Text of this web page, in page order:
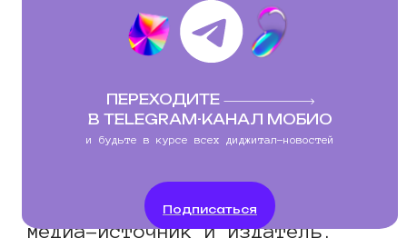
Fraud Software:
выявляет
«нечеловеческое» поведение
почти в реальном времени и
блокирует его на исходном
уровне. Поведенческие модели
отслеживаются и распознаются
на нескольких уровнях, таких
как приложение, регион,
медиа-источник и издатель.
ПЕРЕХОДИТЕ
В TELEGRAM-КАНАЛ МОБИО
и будьте в курсе всех диджитал-новостей
Подписаться